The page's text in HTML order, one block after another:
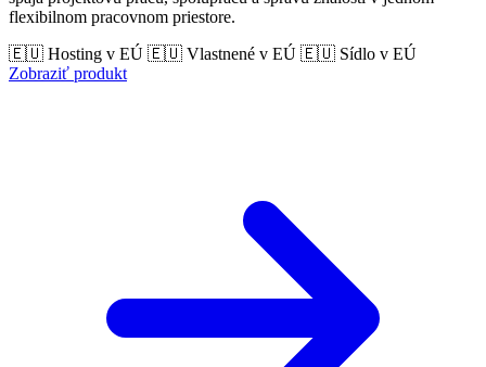
flexibilnom pracovnom priestore.
🇪🇺 Hosting v EÚ 🇪🇺 Vlastnené v EÚ 🇪🇺 Sídlo v EÚ
Zobraziť produkt